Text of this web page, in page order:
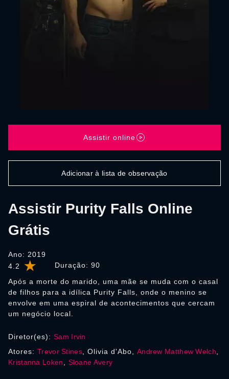
4.2 Duração: 90
Assistir Purity Falls Online
Grátis
Ano: 2019
Após a morte do marido, uma mãe se muda com o casal
de filhos para a idílica Purity Falls, onde o menino se
envolve em uma espiral de acontecimentos que cercam
um negócio local.
Assistir online
Adicionar à lista de observação
Diretor(es): Sam Irvin
Atores: Trevor Stines, Olivia d'Abo, Andrew Matthew Welch
Kristanna Loken
Sloane Avery